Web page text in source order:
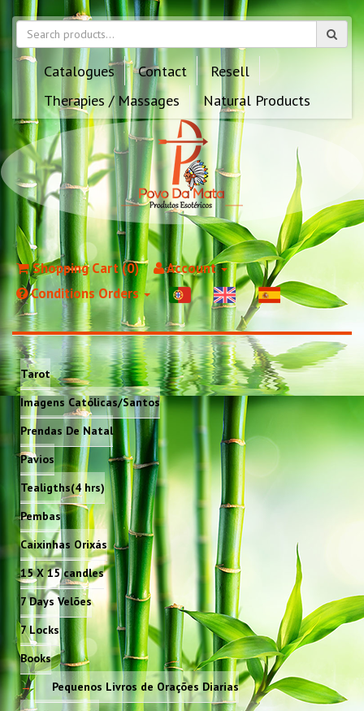
Catalogues Contact
Resell
Therapies / Massages
Natural Products
Shopping Cart (0)
Account
Conditions Orders
Tarot
Imagens Católicas/Santos
Prendas De Natal
Pavios
Tealigths(4 hrs)
Pembas
Caixinhas Orixás
15 X 15 candles
7 Days Velões
7 Locks
Books
Pequenos Livros de Orações Diarias